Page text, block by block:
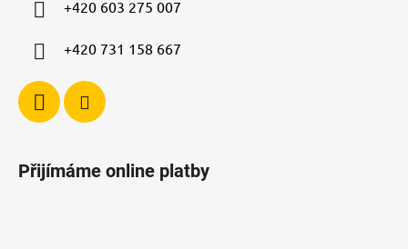
s
+420 603 275 007
+420 731 158 667
Přijímáme online platby